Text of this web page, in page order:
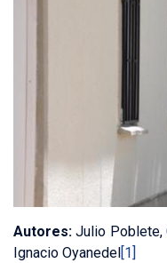
Autores:Julio Poblete,
Ignacio Oyanedel[1]